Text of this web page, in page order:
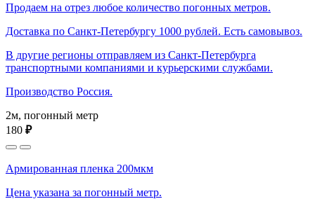
Продаем на отрез любое количество погонных метров.
Доставка по Санкт-Петербургу 1000 рублей. Есть самовывоз.
В другие регионы отправляем из Санкт-Петербурга
транспортными компаниями и курьерскими службами.
Производство Россия.
2м, погонный метр
180 ₽
Армированная пленка 200мкм
Цена указана за погонный метр.